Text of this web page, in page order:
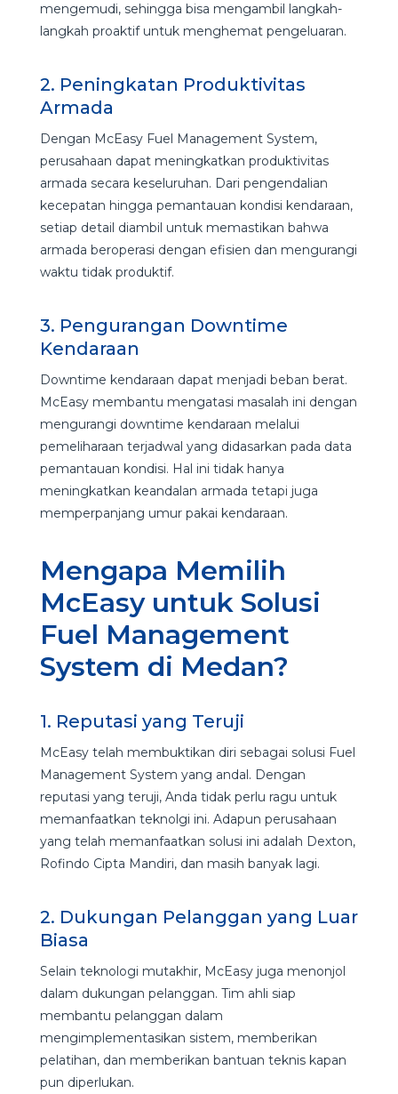
mengemudi, sehingga bisa mengambil langkah-
langkah proaktif untuk menghemat pengeluaran.
2. Peningkatan Produktivitas
Armada
Dengan McEasy Fuel Management System,
perusahaan dapat meningkatkan produktivitas
armada secara keseluruhan. Dari pengendalian
kecepatan hingga pemantauan kondisi kendaraan,
setiap detail diambil untuk memastikan bahwa
armada beroperasi dengan efisien dan mengurangi
waktu tidak produktif.
3. Pengurangan Downtime
Kendaraan
Downtime kendaraan dapat menjadi beban berat.
McEasy membantu mengatasi masalah ini dengan
mengurangi downtime kendaraan melalui
pemeliharaan terjadwal yang didasarkan pada data
pemantauan kondisi. Hal ini tidak hanya
meningkatkan keandalan armada tetapi juga
memperpanjang umur pakai kendaraan.
Mengapa Memilih
McEasy untuk Solusi
Fuel Management
System di Medan?
1. Reputasi yang Teruji
McEasy telah membuktikan diri sebagai solusi Fuel
Management System yang andal. Dengan
reputasi yang teruji, Anda tidak perlu ragu untuk
memanfaatkan teknolgi ini. Adapun perusahaan
yang telah memanfaatkan solusi ini adalah Dexton,
Rofindo Cipta Mandiri, dan masih banyak lagi.
2. Dukungan Pelanggan yang Luar
Biasa
Selain teknologi mutakhir, McEasy juga menonjol
dalam dukungan pelanggan. Tim ahli siap
membantu pelanggan dalam
mengimplementasikan sistem, memberikan
pelatihan, dan memberikan bantuan teknis kapan
pun diperlukan.